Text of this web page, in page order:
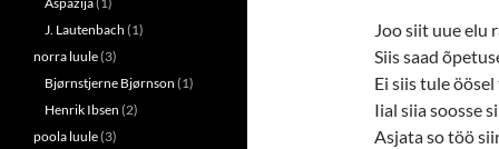
Joo siit uue elu
Siis saad
Ei siis tule öösel
Iial siia soosse
Asjata so töö
J. Lautenbach (1)
norra luule(3)
Bjørnstjerne Bjørnson (1)
Henrik Ibsen (2)
poola luule(3)